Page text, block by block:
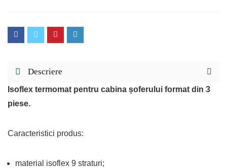
Descriere
Isoflex termomat pentru cabina șoferului format din 3
piese.
Caracteristici produs:
material isoflex 9 straturi;